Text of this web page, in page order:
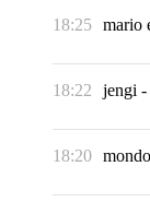
18:25 mario
18:22 jengi -
18:20